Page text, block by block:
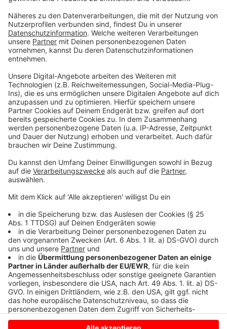
Rene Steinkamp
Anzeige
Gehirntumor. Nach langer Therapie gab es die
Gewissheit, dass Moritz nicht geheilt werden kann. Er
war austherapiert.
Sein Vater René hate damals eine Spendenaktion
gestartet. Die Kosten für die Behandlung hatte die
Familie finanziell stark belastet.
ImPodcasthaben wir mit René Steinkamp über die
Krankheit seines Sohnes, die letzten Wünsche von
Moritz und die Spendenaktion gesprochen.
Anzeige
Anzeige